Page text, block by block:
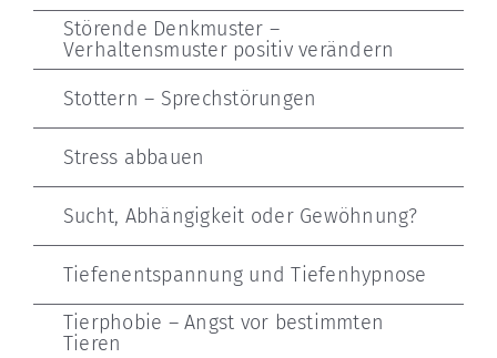
Störende Denkmuster –
Verhaltensmuster positiv verändern
Stottern – Sprechstörungen
Stress abbauen
Sucht, Abhängigkeit oder Gewöhnung?
Tiefenentspannung und Tiefenhypnose
Tierphobie – Angst vor bestimmten
Tieren